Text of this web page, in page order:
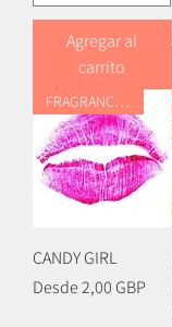
Agregar al
carrito
FRAGRANCE OIL
CANDY GIRL
Desde2,00 GBP
Precio de oferta